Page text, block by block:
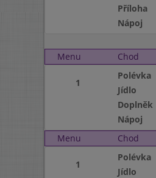
Příloha
Nápoj
Menu
Chod
1
Polévka
Jídlo
Doplněk
Nápoj
Menu
Chod
1
Polévka
Jídlo